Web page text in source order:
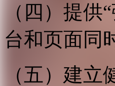
（四）提
台和页面同
（五）建